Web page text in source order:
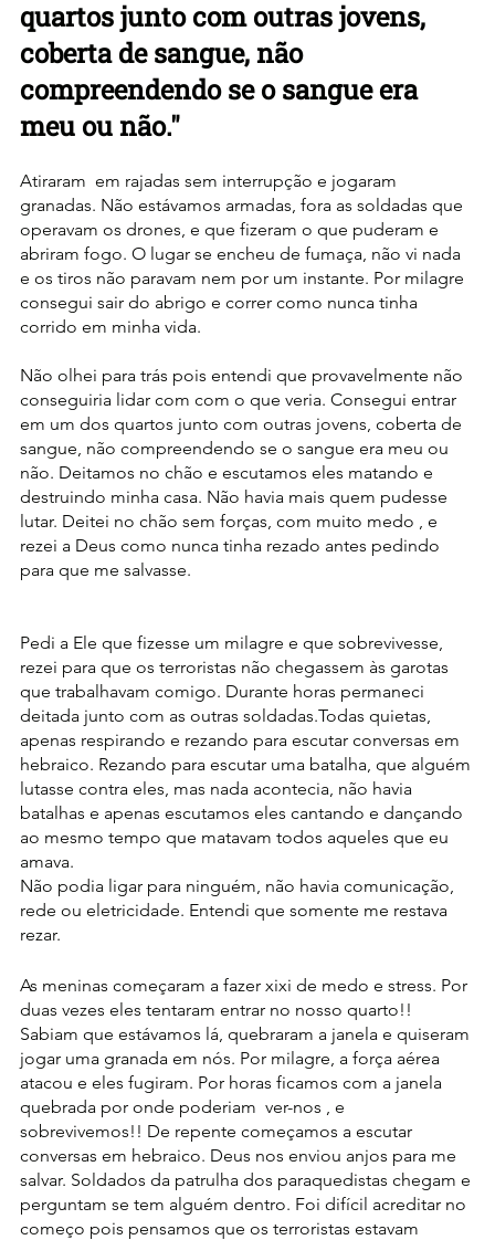
quartos junto com outras jovens,
coberta de sangue, não
compreendendo se o sangue era
meu ou não."
Atiraram  em rajadas sem interrupção e jogaram
granadas. Não estávamos armadas, fora as soldadas que
operavam os drones, e que fizeram o que puderam e
abriram fogo. O lugar se encheu de fumaça, não vi nada
e os tiros não paravam nem por um instante. Por milagre
consegui sair do abrigo e correr como nunca tinha
corrido em minha vida.
Não olhei para trás pois entendi que provavelmente não
conseguiria lidar com com o que veria. Consegui entrar
em um dos quartos junto com outras jovens, coberta de
sangue, não compreendendo se o sangue era meu ou
não. Deitamos no chão e escutamos eles matando e
destruindo minha casa. Não havia mais quem pudesse
lutar. Deitei no chão sem forças, com muito medo , e
rezei a Deus como nunca tinha rezado antes pedindo
para que me salvasse.
Pedi a Ele que fizesse um milagre e que sobrevivesse,
rezei para que os terroristas não chegassem às garotas
que trabalhavam comigo. Durante horas permaneci
deitada junto com as outras soldadas.Todas quietas,
apenas respirando e rezando para escutar conversas em
hebraico. Rezando para escutar uma batalha, que alguém
lutasse contra eles, mas nada acontecia, não havia
batalhas e apenas escutamos eles cantando e dançando
ao mesmo tempo que matavam todos aqueles que eu
amava.
Não podia ligar para ninguém, não havia comunicação,
rede ou eletricidade. Entendi que somente me restava
rezar.
As meninas começaram a fazer xixi de medo e stress. Por
duas vezes eles tentaram entrar no nosso quarto!!
Sabiam que estávamos lá, quebraram a janela e quiseram
jogar uma granada em nós. Por milagre, a força aérea
atacou e eles fugiram. Por horas ficamos com a janela
quebrada por onde poderiam  ver-nos , e
sobrevivemos!! De repente começamos a escutar
conversas em hebraico. Deus nos enviou anjos para me
salvar. Soldados da patrulha dos paraquedistas chegam e
perguntam se tem alguém dentro. Foi difícil acreditar no
começo pois pensamos que os terroristas estavam